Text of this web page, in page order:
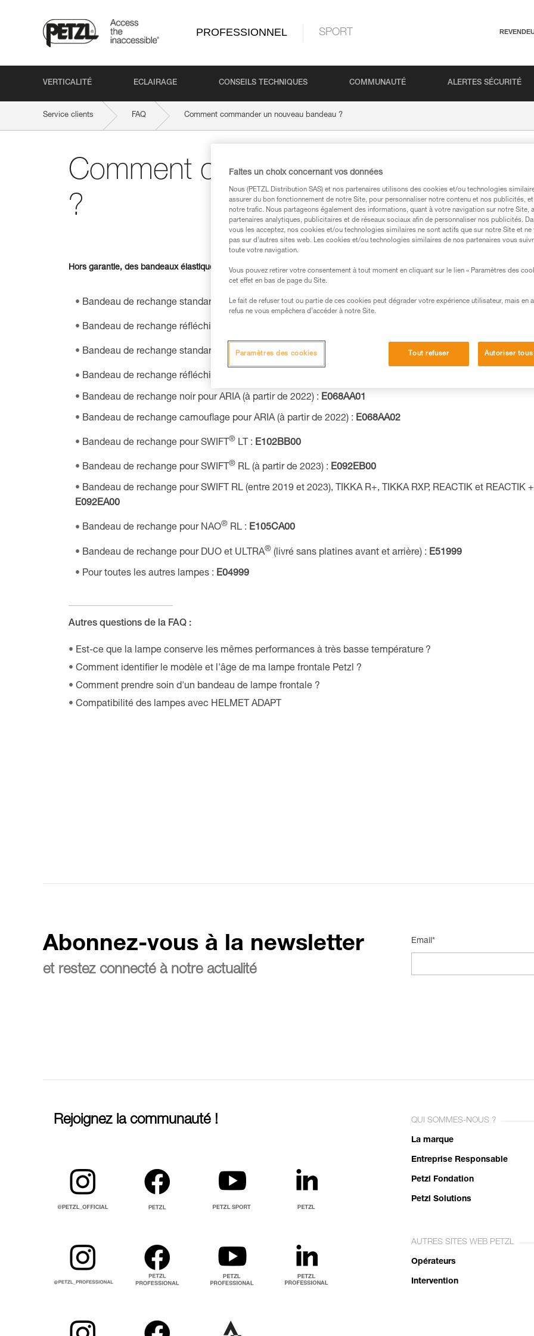
PROFESSIONNEL SPORT
VERTICALITÉ ECLAIRAGE CONSEILS TECHNIQUES COMMUNAUTÉ ALERTES SÉCURITÉ
Service clients FAQ Comment commander un nouveau bandeau ?
Comment commander un nouveau
?
Hors garantie, des bandeaux élastiques pour les lampes frontales sont disponibles en pièce détachée chez tous nos
Bandeau de rechange standard pour TIKKINA , TIKKA et ACTIK®(à partir de 2025) :E072AB00
Bandeau de rechange réfléchissant pour TIKKINA
Bandeau de rechange standard pour TIKKINA ® , TIKKA (à partir de 2022) : E072AA00
Bandeau de rechange réfléchissant pour TIKKINA
Bandeau de rechange noir pour ARIA (à partir de 2022) : E068AA01
Bandeau de rechange camouflage pour ARIA (à partir de 2022) : E068AA02
Bandeau de rechange pour SWIFT ® LT : E102BB00
Bandeau de rechange pour SWIFT ® RL (à partir de 2023) : E092EB00
Bandeau de rechange pour SWIFT RL (entre 2019 et 2023), TIKKA R+, TIKKA RXP, REACTIK et REACTIK
E092EA00
Bandeau de rechange pour NAO® RL : E105CA00
Bandeau de rechange pour DUO et ULTRA® (livré sans platines avant et arrière) : E51999
Pour toutes les autres lampes : E04999
Autres questions de la FAQ :
Est-ce que la lampe conserve les mêmes performances à très basse température ?
Comment identifier le modèle et l'âge de ma lampe frontale Petzl ?
Comment prendre soin d'un bandeau de lampe frontale ?
Compatibilité des lampes avec HELMET ADAPT
Abonnez-vous à la newsletter
et restez connecté à notre actualité
Email*
Rejoignez la communauté ! QUI SOMMES-NOUS ?
La marque
Entreprise Responsable
Petzl Fondation
Petzl Solutions
AUTRES SITES WEB PETZL
Opérateurs
Intervention
Faites un choix concernant vos données
Nous (PETZL Distribution SAS) et nos partenaires utilisons des cookies et/ou technologies
assurer du bon fonctionnement de notre Site, pour personnaliser notre contenu et nos publicités,
notre trafic. Nous partageons également des informations, quant à votre navigation sur notre Site,
partenaires analytiques, publicitaires et de réseaux sociaux afin de personnaliser nos publicités.
vous les acceptez, nos cookies et/ou technologies similaires ne sont actifs que sur notre Site et ne
pas sur d’autres sites web. Les cookies et/ou technologies similaires de nos partenaires vous
toute votre navigation.
Vous pouvez retirer votre consentement à tout moment en cliquant sur le lien « Paramètres des
cet effet en bas de page du Site.
Le fait de refuser tout ou partie de ces cookies peut dégrader votre expérience utilisateur, mais en
refus ne vous empêchera d’accéder à notre Site.
Tout refuser Autoriser
Paramètres des cookies